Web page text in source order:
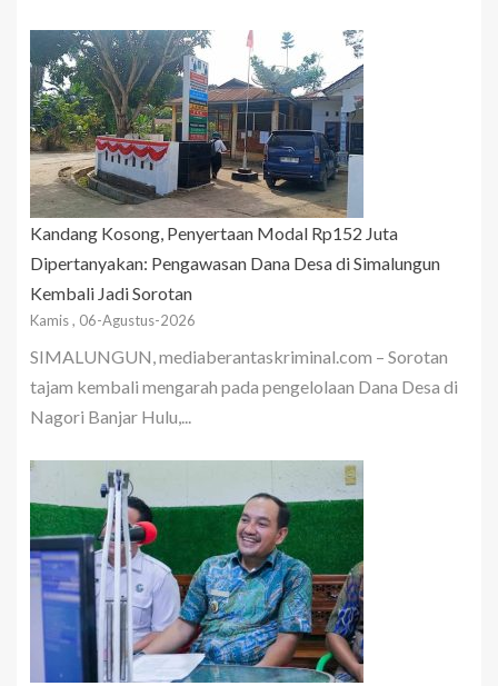
Kandang Kosong, Penyertaan Modal Rp152 Juta
Dipertanyakan: Pengawasan Dana Desa di Simalungun
Kembali Jadi Sorotan
Kamis , 06-Agustus-2026
SIMALUNGUN, mediaberantaskriminal.com – Sorotan
tajam kembali mengarah pada pengelolaan Dana Desa di
Nagori Banjar Hulu,...